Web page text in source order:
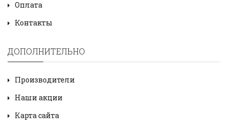
Оплата
Контакты
ДОПОЛНИТЕЛЬНО
Производители
Наши акции
Карта сайта